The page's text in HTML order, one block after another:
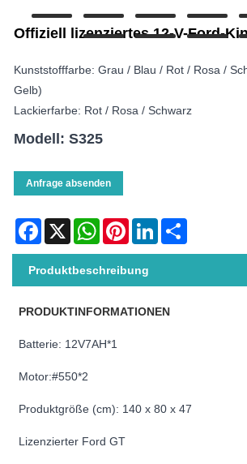
Offiziell lizenziertes 12-V-Ford-
Kunststofffarbe: Grau / Blau / Rot / Rosa /
Gelb)
Lackierfarbe: Rot / Rosa / Schwarz
Modell: S325
Anfrage absenden
Facebook
X WhatsAppPinterestLinkedIn
Produktbeschreibung
PRODUKTINFORMATIONEN
Batterie: 12V7AH*1
Motor:#550*2
Produktgröße (cm): 140 x 80 x 47
Lizenzierter Ford GT